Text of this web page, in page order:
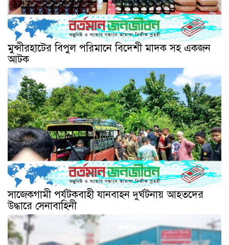
মুন্সীরহাটের বিপুল পরিমানে বিদেশী মাদক সহ একজন
আটক
সাজেকগামী পর্যটকবাহী যানবাহন দুর্ঘটনায় আহতদের
উদ্ধারে সেনাবাহিনী